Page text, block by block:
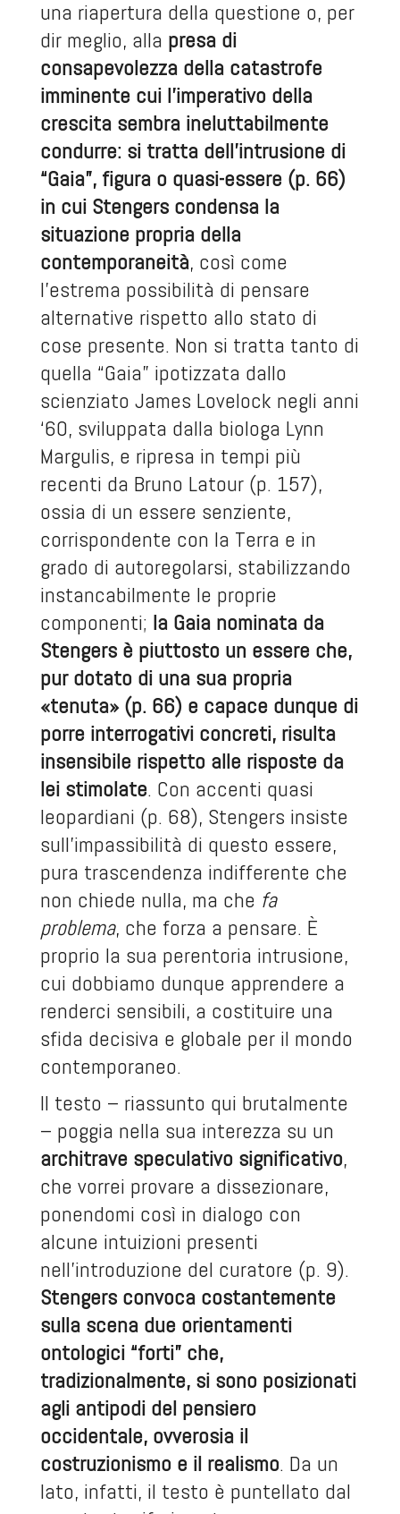
una riapertura della questione o, per
dir meglio, alla presa di
consapevolezza della catastrofe
imminente cui l’imperativo della
crescita sembra ineluttabilmente
condurre: si tratta dell’intrusione di
“Gaia”, figura o quasi-essere (p. 66)
in cui Stengers condensa la
situazione propria della
contemporaneità, così come
l’estrema possibilità di pensare
alternative rispetto allo stato di
cose presente. Non si tratta tanto di
quella “Gaia” ipotizzata dallo
scienziato James Lovelock negli anni
‘60, sviluppata dalla biologa Lynn
Margulis, e ripresa in tempi più
recenti da Bruno Latour (p. 157),
ossia di un essere senziente,
corrispondente con la Terra e in
grado di autoregolarsi, stabilizzando
instancabilmente le proprie
componenti; la Gaia nominata da
Stengers è piuttosto un essere che,
pur dotato di una sua propria
«tenuta» (p. 66) e capace dunque di
porre interrogativi concreti, risulta
insensibile rispetto alle risposte da
lei stimolate. Con accenti quasi
leopardiani (p. 68), Stengers insiste
sull’impassibilità di questo essere,
pura trascendenza indifferente che
non chiede nulla, ma che fa
problema, che forza a pensare. È
proprio la sua perentoria intrusione,
cui dobbiamo dunque apprendere a
renderci sensibili, a costituire una
sfida decisiva e globale per il mondo
contemporaneo.
Il testo – riassunto qui brutalmente
– poggia nella sua interezza su un
architrave speculativo significativo,
che vorrei provare a dissezionare,
ponendomi così in dialogo con
alcune intuizioni presenti
nell’introduzione del curatore (p. 9).
Stengers convoca costantemente
sulla scena due orientamenti
ontologici “forti” che,
tradizionalmente, si sono posizionati
agli antipodi del pensiero
occidentale, ovverosia il
costruzionismo e il realismo. Da un
lato, infatti, il testo è puntellato dal